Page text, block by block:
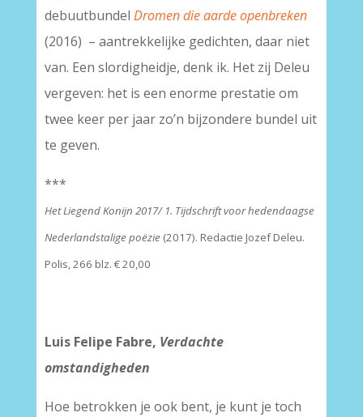
debuutbundel Dromen die aarde openbreken
(2016) – aantrekkelijke gedichten, daar niet
van. Een slordigheidje, denk ik. Het zij Deleu
vergeven: het is een enorme prestatie om
twee keer per jaar zo’n bijzondere bundel uit
te geven.
***
Het Liegend Konijn 2017/ 1. Tijdschrift voor hedendaagse
Nederlandstalige poëzie (2017). Redactie Jozef Deleu.
Polis, 266 blz. € 20,00
Luis Felipe Fabre, Verdachte
omstandigheden
Hoe betrokken je ook bent, je kunt je toch